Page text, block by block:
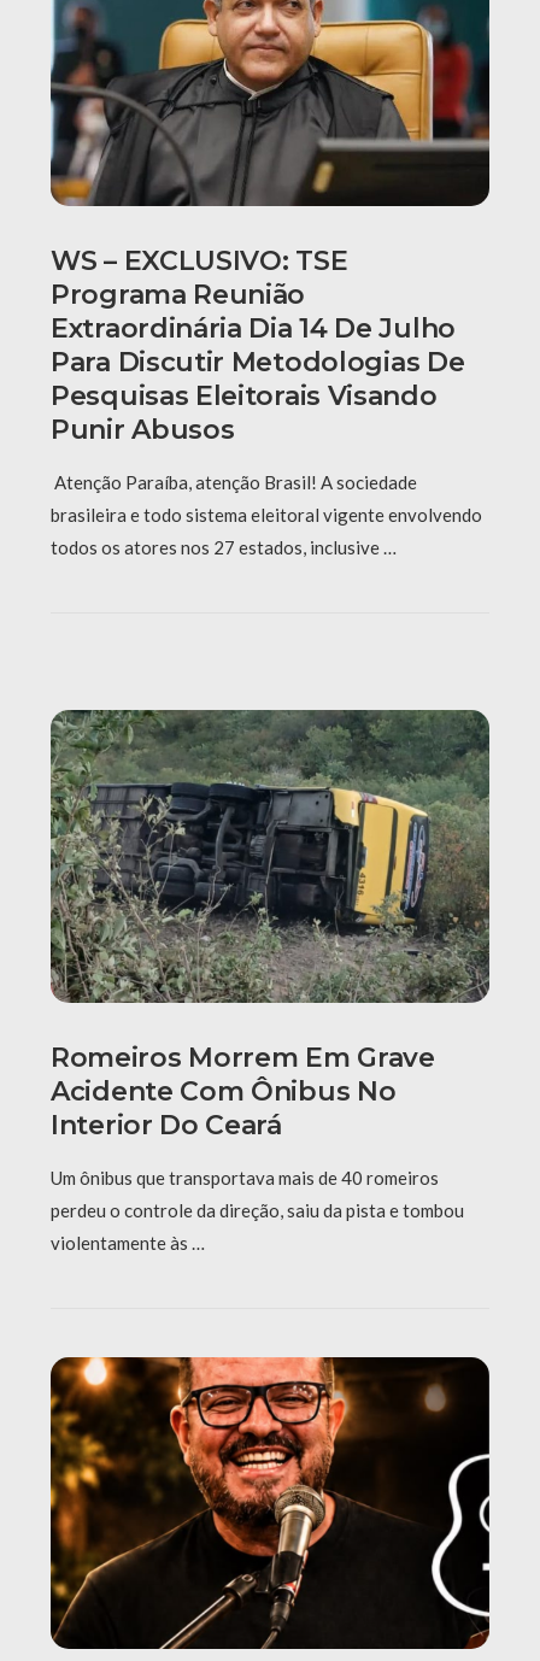
WS – EXCLUSIVO: TSE
Programa Reunião
Extraordinária Dia 14 De Julho
Para Discutir Metodologias De
Pesquisas Eleitorais Visando
Punir Abusos
Atenção Paraíba, atenção Brasil! A sociedade
brasileira e todo sistema eleitoral vigente envolvendo
todos os atores nos 27 estados, inclusive …
Romeiros Morrem Em Grave
Acidente Com Ônibus No
Interior Do Ceará
Um ônibus que transportava mais de 40 romeiros
perdeu o controle da direção, saiu da pista e tombou
violentamente às …